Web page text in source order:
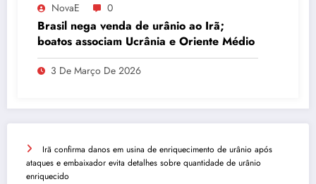
NovaE 0
Brasil nega venda de urânio ao Irã;
boatos associam Ucrânia e Oriente Médio
3 De Março De 2026
Irã confirma danos em usina de enriquecimento de urânio após
ataques e embaixador evita detalhes sobre quantidade de urânio
enriquecido